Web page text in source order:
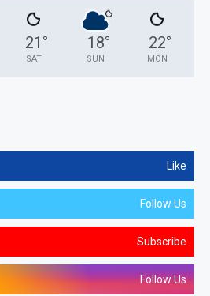
21 °
SAT
18°
SUN
22°
MON
Like
Follow Us
Subscribe
Follow Us